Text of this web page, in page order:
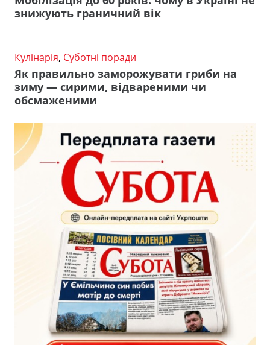
знижують граничний вік
Кулінарія, Суботні поради
Як правильно заморожувати гриби на
зиму — сирими, відвареними чи
обсмаженими